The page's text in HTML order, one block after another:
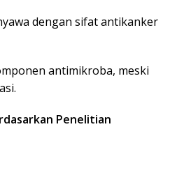
dengan sifat antikanker
antimikroba, meski
Penelitian